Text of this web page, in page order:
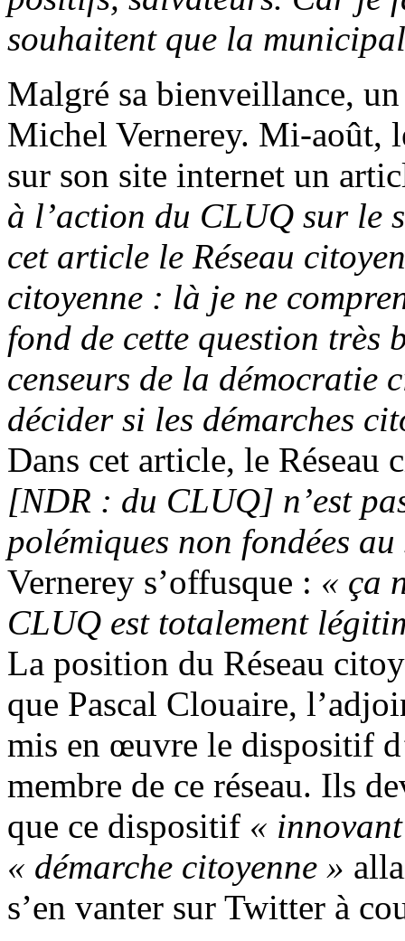
souhaitent que la
Malgré sa bienveillance,
Michel Vernerey. Mi-août,
sur son site internet un
à l’action du CLUQ sur le
cet article le Réseau
citoyenne : là je ne
fond de cette question très
censeurs de la démocratie
décider si les démarches
Dans cet article, le
[NDR : du CLUQ] n’est
polémiques non fondées
Vernerey s’offusque : « ça
CLUQ est totalement
La position du Réseau
que Pascal Clouaire,
mis en œuvre le dispositif
membre de ce réseau. Ils
que ce dispositif «
« démarche citoyenne »
s’en vanter sur Twitter à